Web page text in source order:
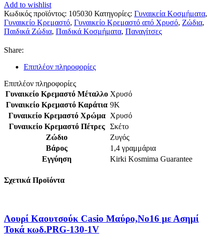
Add to wishlist
Κωδικός προϊόντος: 105030 Κατηγορίες: Γυναικεία Κοσμήματα,
Γυναικείο Κρεμαστό, Γυναικείο Κρεμαστό από Χρυσό, Ζώδια,
Παιδικά Ζώδια, Παιδικά Κοσμήματα, Παναγίτσες
Share:
Επιπλέον πληροφορίες
Επιπλέον πληροφορίες
Γυναικείο Κρεμαστό Μέταλλο Χρυσό
Γυναικείο Κρεμαστό Καράτια 9Κ
Γυναικείο Κρεμαστό Χρώμα
Χρυσό
Γυναικείο Κρεμαστό Πέτρες
Σκέτο
Ζώδιο
Ζυγός
Βάρος
1,4 γραμμάρια
Εγγύηση
Kirki Kosmima Guarantee
Σχετικά Προϊόντα
Λουρί Καουτσούκ Casio Μαύρο,No16 με Ασημί
Τοκά κωδ.PRG-130-1V